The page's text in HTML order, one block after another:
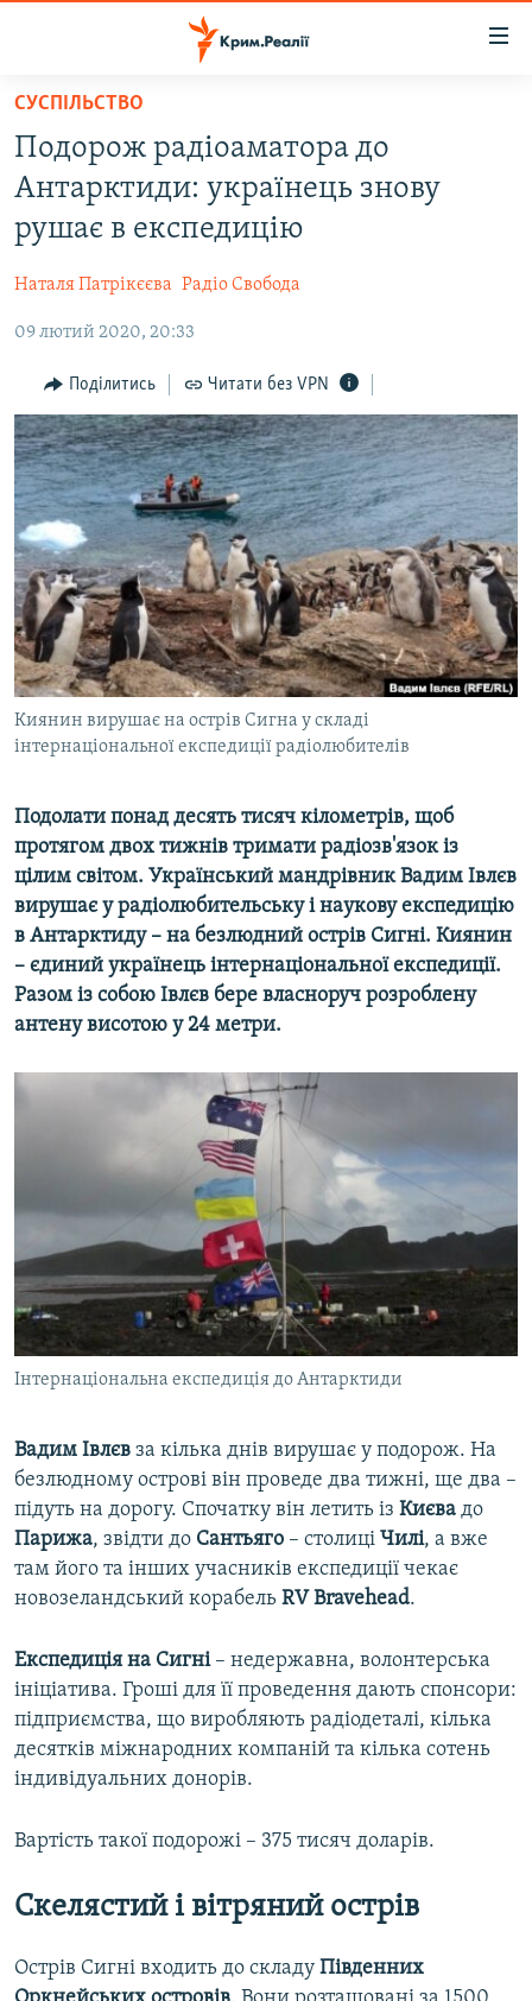
Перейти
основного
матеріалу
до
основної
Перейти
пошуку
ВОДА.КРИМ
ВІДЕО ТА ФОТО
БЛОГИ
ПОГЛЯД
ІНТЕРВ'Ю
ВСЕ ЗА ДЕНЬ
СПЕЦПРОЕКТИ
ДЕПОРТАЦІЯ
ВІДЕОУРОКИ «ELIFBE»
СВІДЧЕННЯ ОКУПАЦІЇ
УКРАЇНСЬКА ПРОБЛЕМА КРИМУ
ІНФОГРАФІКА
ЯК ОБІЙТИ БЛОКУВАННЯ
Русский
Qırımtatar
ДОЛУЧАЙСЯ!
СУСПІЛЬСТВО
Подорож радіоаматора до
Антарктиди: українець знову
рушає в експедицію
Наталя Патрікєєва Радіо Свобода
09 лютий 2020, 20:33
Поділитись Читати без VPN
Киянин вирушає на острів Сигна у складі
інтернаціональної експедиції радіолюбителів
Подолати понад десять тисяч кілометрів, щоб
протягом двох тижнів тримати радіозв'язок із
цілим світом. Український мандрівник Вадим Івлєв
вирушає у радіолюбительську і наукову експедицію
в Антарктиду – на безлюдний острів Сигні. Киянин
– єдиний українець інтернаціональної експедиції.
Разом із собою Івлєв бере власноруч розроблену
антену висотою у 24 метри.
Інтернаціональна експедиція до Антарктиди
Вадим Івлєв за кілька днів вирушає у подорож. На
безлюдному острові він проведе два тижні, ще два –
підуть на дорогу. Спочатку він летить із Києва до
Парижа, звідти до Сантьяго – столиці Чилі, а вже
там його та інших учасників експедиції чекає
новозеландський корабель RV Bravehead.
Експедиція на Сигні– недержавна, волонтерська
ініціатива. Гроші для її проведення дають спонсори:
підприємства, що виробляють радіодеталі, кілька
десятків міжнародних компаній та кілька сотень
індивідуальних донорів.
Вартість такої подорожі – 375 тисяч доларів.
Скелястий і вітряний острів
Острів Сигні входить до складу Південних